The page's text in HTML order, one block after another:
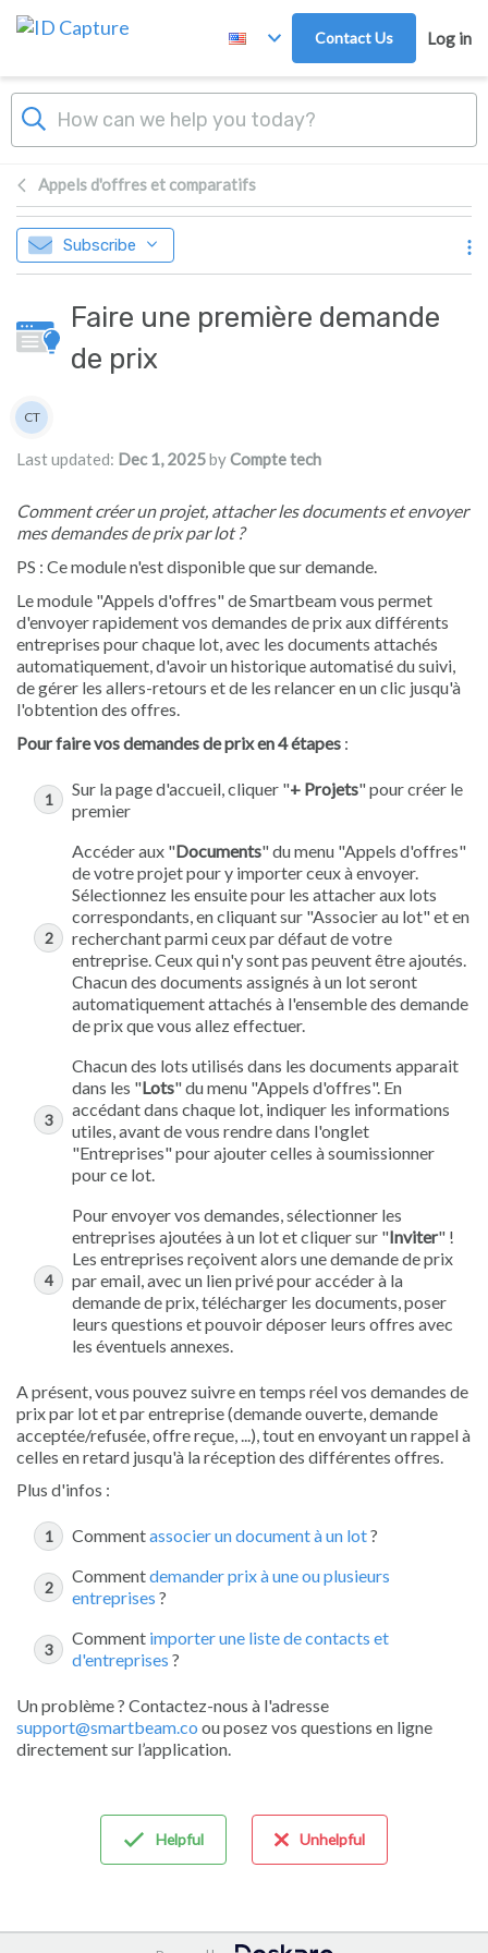
Skip to main content
Contact Us Log in
Appels d'offres et comparatifs
Subscribe
Faire une première demande
de prix
Authors list
CT
Last updated: Dec 1, 2025byCompte tech
Comment créer un projet, attacher les documents et envoyer
mes demandes de prix par lot ?
PS : Ce module n'est disponible que sur demande.
Le module "Appels d'offres" de Smartbeam vous permet
d'envoyer rapidement vos demandes de prix aux différents
entreprises pour chaque lot, avec les documents attachés
automatiquement, d'avoir un historique automatisé du suivi,
de gérer les allers-retours et de les relancer en un clic jusqu'à
l'obtention des offres.
Pour faire vos demandes de prix en 4 étapes :
Sur la page d'accueil, cliquer "+ Projets" pour créer le
premier
Accéder aux "Documents" du menu "Appels d'offres"
de votre projet pour y importer ceux à envoyer.
Sélectionnez les ensuite pour les attacher aux lots
correspondants, en cliquant sur "Associer au lot" et en
recherchant parmi ceux par défaut de votre
entreprise. Ceux qui n'y sont pas peuvent être ajoutés.
Chacun des documents assignés à un lot seront
automatiquement attachés à l'ensemble des demande
de prix que vous allez effectuer.
Chacun des lots utilisés dans les documents apparait
dans les "Lots" du menu "Appels d'offres". En
accédant dans chaque lot, indiquer les informations
utiles, avant de vous rendre dans l'onglet
"Entreprises" pour ajouter celles à soumissionner
pour ce lot.
Pour envoyer vos demandes, sélectionner les
entreprises ajoutées à un lot et cliquer sur "Inviter" !
Les entreprises reçoivent alors une demande de prix
par email, avec un lien privé pour accéder à la
demande de prix, télécharger les documents, poser
leurs questions et pouvoir déposer leurs offres avec
les éventuels annexes.
A présent, vous pouvez suivre en temps réel vos demandes de
prix par lot et par entreprise (demande ouverte, demande
acceptée/refusée, offre reçue, ...), tout en envoyant un rappel à
celles en retard jusqu'à la réception des différentes offres.
Plus d'infos :
Commentassocier un document à un lot?
Commentdemander prix à une ou plusieurs
entreprises ?
Comment importer une liste de contacts et
d'entreprises ?
Un problème ? Contactez-nous à l'adresse
support@smartbeam.co ou posez vos questions en ligne
directement sur l’application.
Helpful Unhelpful